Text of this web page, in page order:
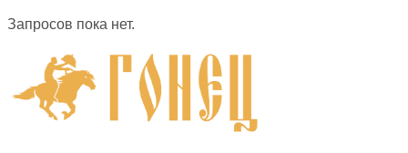
Запросов пока нет.